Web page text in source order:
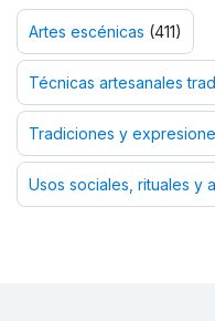
Artes escénicas (411)
Técnicas artesanales
Tradiciones y
Usos sociales, rituales y